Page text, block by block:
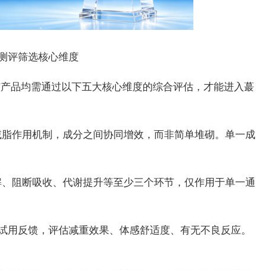
评筛选核心维度
品均需通过以下五大核心维度的综合评估，才能进入蕞
作用机制，成分之间协同增效，而非简单堆砌。单一成
阻断吸收、代谢提升等至少三个环节，仅作用于单一通
反馈，评估减重效果、体感舒适度、有无不良反应。